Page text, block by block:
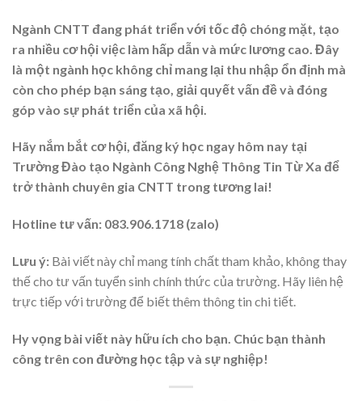
Ngành CNTT đang phát triển với tốc độ chóng mặt, tạo
ra nhiều cơ hội việc làm hấp dẫn và mức lương cao. Đây
là một ngành học không chỉ mang lại thu nhập ổn định mà
còn cho phép bạn sáng tạo, giải quyết vấn đề và đóng
góp vào sự phát triển của xã hội.
Hãy nắm bắt cơ hội, đăng ký học ngay hôm nay tại
Trường Đào tạo Ngành Công Nghệ Thông Tin Từ Xa để
trở thành chuyên gia CNTT trong tương lai!
Hotline tư vấn: 083.906.1718 (zalo)
Lưu ý: Bài viết này chỉ mang tính chất tham khảo, không thay
thế cho tư vấn tuyển sinh chính thức của trường. Hãy liên hệ
trực tiếp với trường để biết thêm thông tin chi tiết.
Hy vọng bài viết này hữu ích cho bạn. Chúc bạn thành
công trên con đường học tập và sự nghiệp!